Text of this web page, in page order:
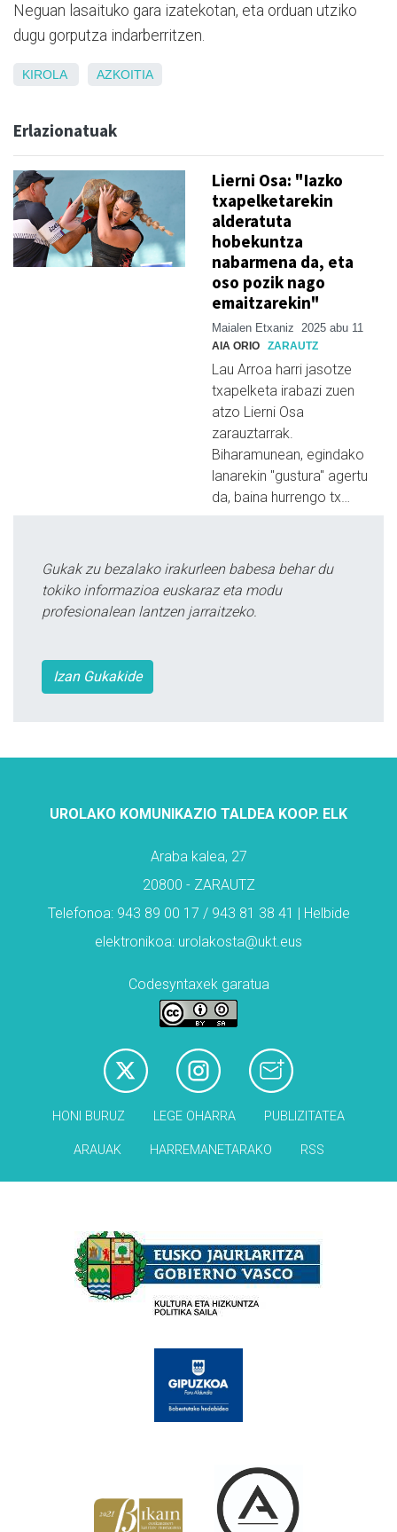
Neguan lasaituko gara izatekotan, eta orduan utziko
dugu gorputza indarberritzen.
KIROLA AZKOITIA
Erlazionatuak
Lierni Osa: "Iazko
txapelketarekin
alderatuta
hobekuntza
nabarmena da, eta
oso pozik nago
emaitzarekin"
Maialen Etxaniz 2025 abu 11
AIA ORIO ZARAUTZ
Lau Arroa harri jasotze
txapelketa irabazi zuen
atzo Lierni Osa
zarauztarrak.
Biharamunean, egindako
lanarekin "gustura" agertu
da, baina hurrengo tx…
Gukak zu bezalako irakurleen babesa behar du
tokiko informazioa euskaraz eta modu
profesionalean lantzen jarraitzeko.
Izan Gukakide
UROLAKO KOMUNIKAZIO TALDEA KOOP. ELK
Araba kalea, 27
20800 - ZARAUTZ
Telefonoa: 943 89 00 17 / 943 81 38 41 | Helbide
elektronikoa: urolakosta@ukt.eus
Codesyntaxek garatua
HONI BURUZ LEGE OHARRA PUBLIZITATEA
ARAUAK HARREMANETARAKO RSS